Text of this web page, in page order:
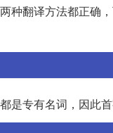
种翻译方法都正
是专有名词，因此